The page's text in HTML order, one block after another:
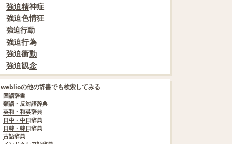
強迫精神症
強迫色情狂
強迫行動
強迫行為
強迫衝動
強迫観念
weblioの他の辞書でも検索してみる
国語辞書
類語・反対語辞典
英和・和英辞典
日中・中日辞典
日韓・韓日辞典
古語辞典